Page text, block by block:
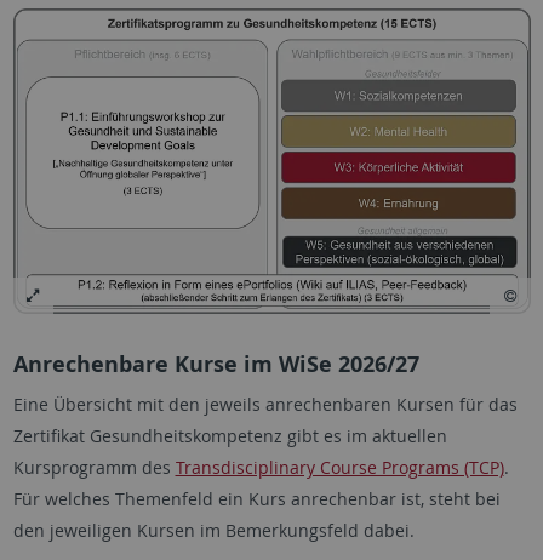
Anrechenbare Kurse im WiSe 2026/27
Eine Übersicht mit den jeweils anrechenbaren Kursen für das
Zertifikat Gesundheitskompetenz gibt es im aktuellen
Kursprogramm des Transdisciplinary Course Programs (TCP).
Für welches Themenfeld ein Kurs anrechenbar ist, steht bei
den jeweiligen Kursen im Bemerkungsfeld dabei.